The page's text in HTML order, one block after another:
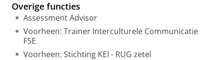
Overige functies
Assessment Advisor
Voorheen: Trainer Interculturele Communicatie
FSE
Voorheen: Stichting KEI - RUG zetel